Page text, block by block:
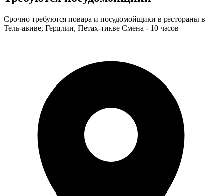
Срочно требуются повара и посудомойщики в рестораны в
Тель-авиве, Герцлии, Петах-тикве Смена - 10 часов